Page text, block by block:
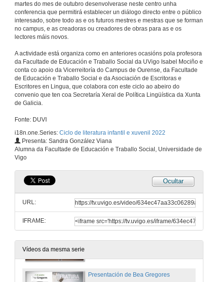
martes do mes de outubro desenvolverase neste centro unha
conferencia que permitirá establecer un diálogo directo entre o público
interesado, sobre todo as e os futuros mestres e mestras que se forman
no campus, e as creadoras ou creadores de obras para as e os
lectores máis novos.
A actividade está organiza como en anteriores ocasións pola profesora
da Facultade de Educación e Traballo Social da UVigo Isabel Mociño e
conta co apoio da Vicerreitoría do Campus de Ourense, da Facultade
de Educación e Traballo Social e da Asociación de Escritoras e
Escritores en Lingua, que colabora con este ciclo ao abeiro do
convenio que ten coa Secretaría Xeral de Política Lingüística da Xunta
de Galicia.
Fonte: DUVI
i18n.one.Series: Ciclo de literatura infantil e xuvenil 2022
Presenta: Sandra González Viana
Alumna da Facultade de Educación e Traballo Social, Universidade de
Vigo
Ocultar
URL:
IFRAME:
Vídeos da mesma serie
Presentación de Francisco Castro
A literatura infantil: falar dos temas “feos"
Conferencia
4 de out. de 2022
Quenda de preguntas. A literatura infantil: falar dos temas “feos"
Presentación de Bea Gregores